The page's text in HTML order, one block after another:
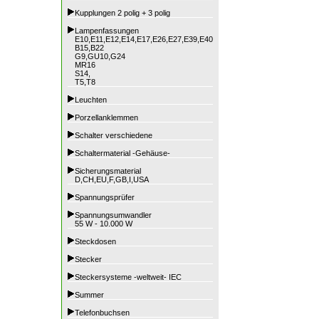
Kupplungen 2 polig + 3 polig
Lampenfassungen
E10,E11,E12,E14,E17,E26,E27,E39,E40
B15,B22
G9,GU10,G24
MR16
S14,
T5,T8
Leuchten
Porzellanklemmen
Schalter verschiedene
Schaltermaterial -Gehäuse-
Sicherungsmaterial
D,CH,EU,F,GB,I,USA
Spannungsprüfer
Spannungsumwandler
55 W - 10.000 W
Steckdosen
Stecker
Steckersysteme -weltweit- IEC
Summer
Telefonbuchsen